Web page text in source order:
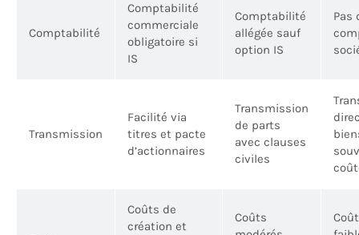
Comptabilité
Comptabilité
commerciale
obligatoire si
IS
Comptabilité
allégée sauf
option IS
Pas
Transmission
Facilité via
titres et pacte
d’actionnaires
Transmission
de parts
avec clauses
civiles
Coûts de
création et
Coûts